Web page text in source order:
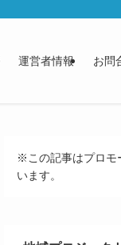
運営者情報 お問
※この記事はプロモ
います。